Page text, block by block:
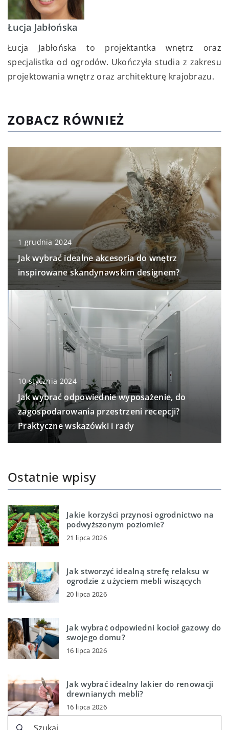
Łucja Jabłońska
Łucja Jabłońska to projektantka wnętrz oraz
specjalistka od ogrodów. Ukończyła studia z zakresu
projektowania wnętrz oraz architekturę krajobrazu.
ZOBACZ RÓWNIEŻ
1 grudnia 2024
Jak wybrać idealne akcesoria do wnętrz
inspirowane skandynawskim designem?
10 stycznia 2024
Jak wybrać odpowiednie wyposażenie, do
zagospodarowania przestrzeni recepcji?
Praktyczne wskazówki i rady
Ostatnie wpisy
Jakie korzyści przynosi ogrodnictwo na
podwyższonym poziomie?
21 lipca 2026
Jak stworzyć idealną strefę relaksu w
ogrodzie z użyciem mebli wiszących
20 lipca 2026
Jak wybrać odpowiedni kocioł gazowy do
swojego domu?
16 lipca 2026
Jak wybrać idealny lakier do renowacji
drewnianych mebli?
16 lipca 2026